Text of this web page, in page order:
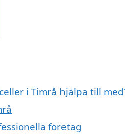
i Timrå hjälpa till
företag